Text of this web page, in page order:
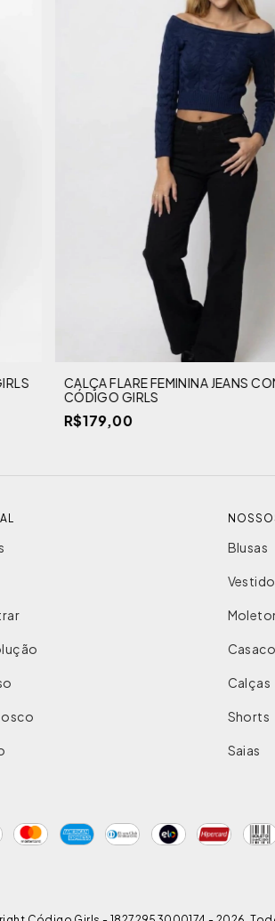
CALÇA FLARE FEMININA JEANS
CÓDIGO GIRLS
R$179,00
Blusas
Calças
Shorts
Saias